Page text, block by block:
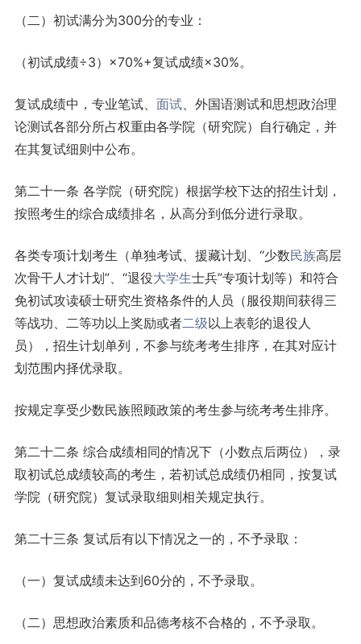
（二）初试满分为300分的专业：
（初试成绩÷3）×70%+复试成绩×30%。
复试成绩中，专业笔试、 面试、外国语测试和思想政治理
论测试各部分所占权重由各学院（研究院）自行确定，并
在其复试细则中公布。
第二十一条 各学院（研究院）根据学校下达的招生计划，
按照考生的综合成绩排名，从高分到低分进行录取。
各类专项计划考生（单独考试、援藏计划、“少数民族高层
次骨干人才计划”、“退役大学生士兵”专项计划等）和符合
免初试攻读硕士研究生资格条件的人员（服役期间获得三
等战功、二等功以上奖励或者二级以上表彰的退役人
员），招生计划单列，不参与统考考生排序，在其对应计
划范围内择优录取。
按规定享受少数民族照顾政策的考生参与统考考生排序。
第二十二条 综合成绩相同的情况下（小数点后两位），录
取初试总成绩较高的考生，若初试总成绩仍相同，按复试
学院（研究院）复试录取细则相关规定执行。
第二十三条 复试后有以下情况之一的，不予录取：
（一）复试成绩未达到60分的，不予录取。
（二）思想政治素质和品德考核不合格的，不予录取。